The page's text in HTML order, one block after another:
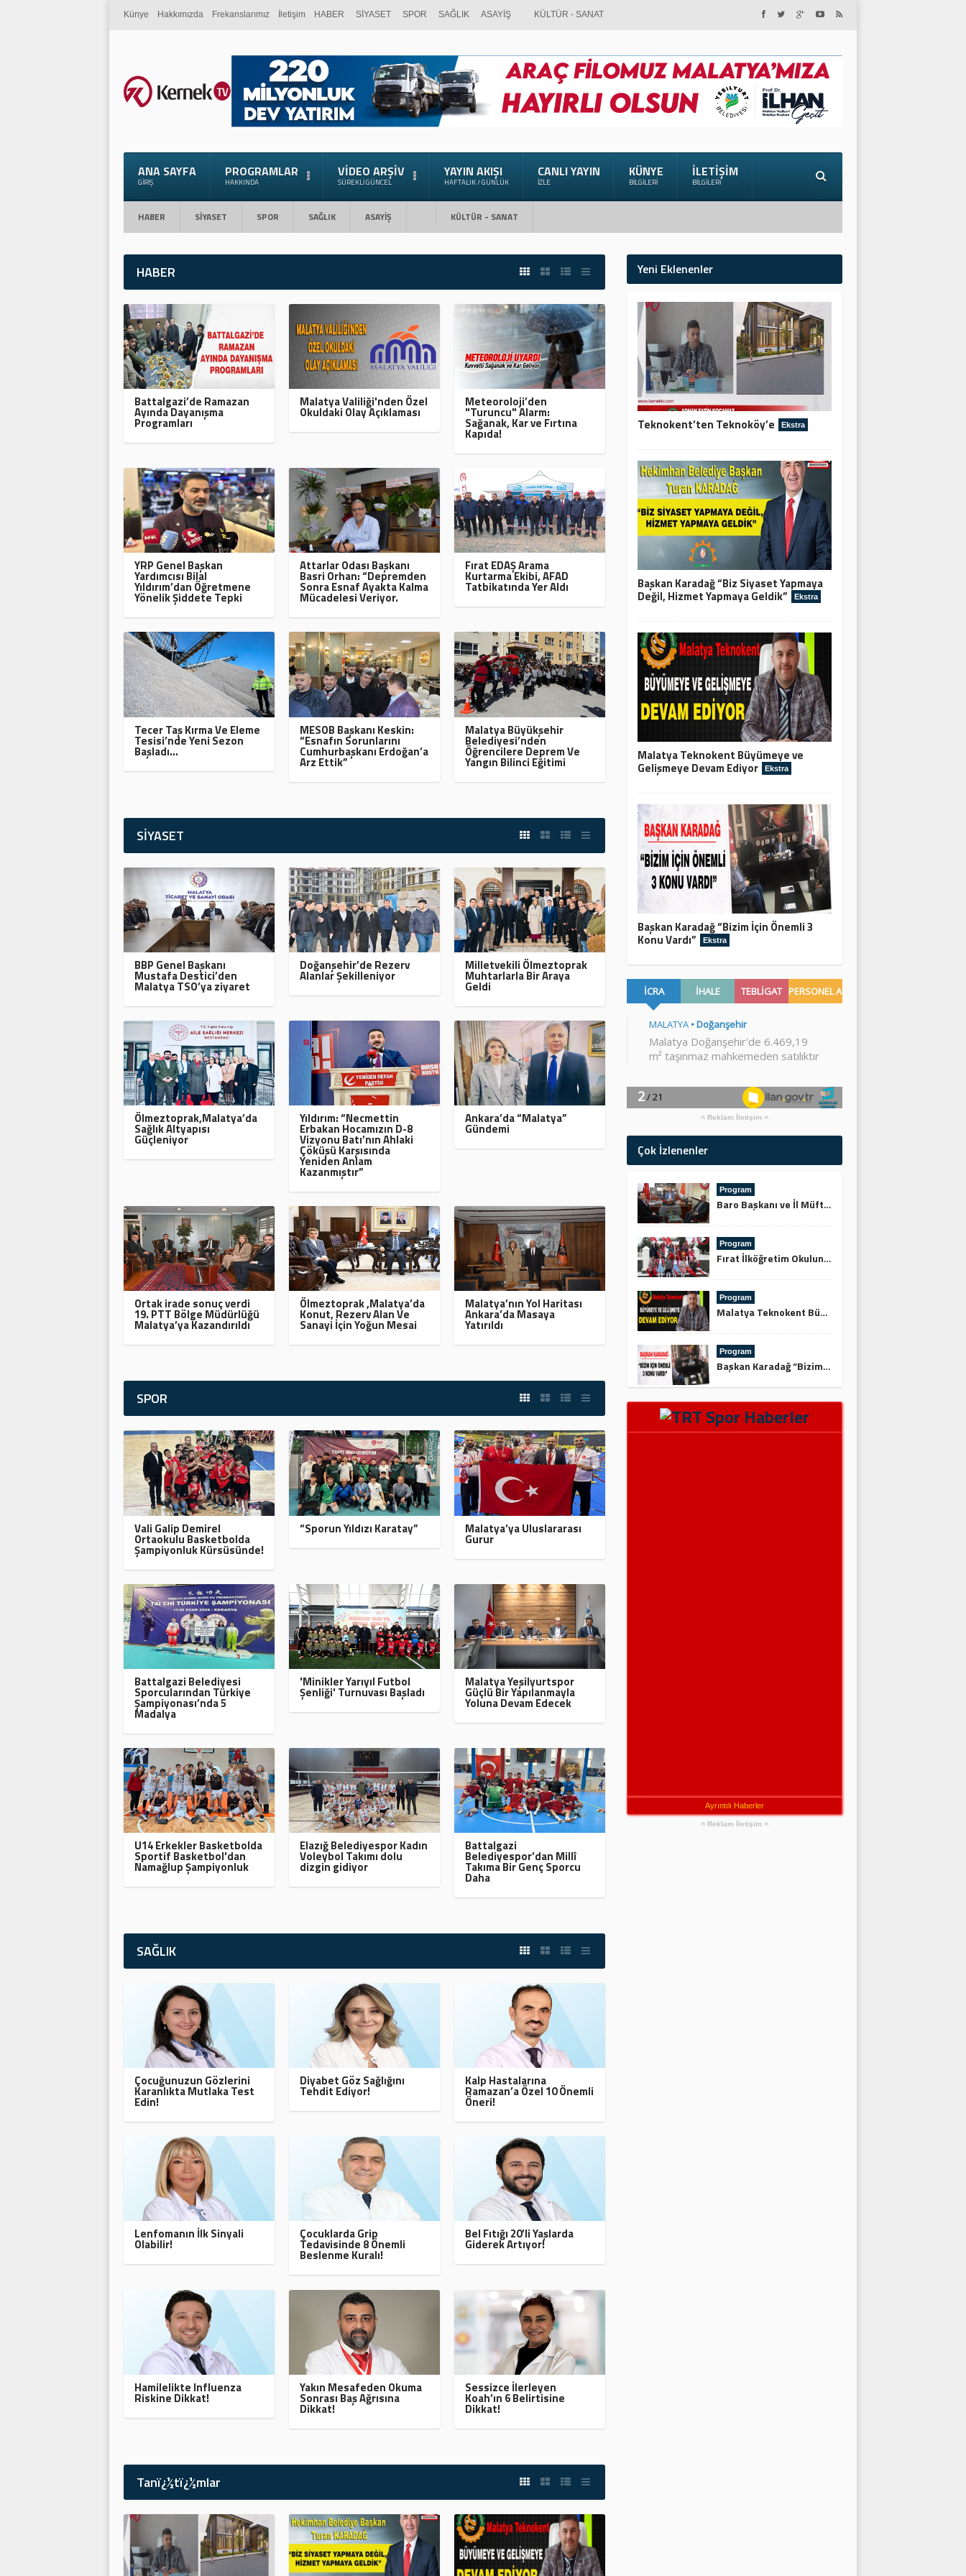
Künye Hakkımızda Frekanslarımız İletişim HABER SİYASET SPOR SAĞLIK ASAYİŞ KÜLTÜR - SANAT
ANA SAYFA
GIRIŞ
PROGRAMLAR
HAKKINDA
VIDEO ARŞIV
SÜREKLI GÜNCEL
YAYIN AKIŞI
HAFTALIK / GÜNLÜK
CANLI YAYIN
İZLE
KÜNYE
BILGILERI
İLETIŞIM
BILGILERI
HABER SİYASET SPOR SAĞLIK ASAYİŞ KÜLTÜR - SANAT
HABER
Battalgazi’de Ramazan
Ayında Dayanışma
Programları
Malatya Valiliği'nden Özel
Okuldaki Olay Açıklaması
Meteoroloji’den
"Turuncu" Alarm:
Sağanak, Kar ve Fırtına
Kapıda!
YRP Genel Başkan
Yardımcısı Bilal
Yıldırım’dan Öğretmene
Yönelik Şiddete Tepki
Attarlar Odası Başkanı
Basri Orhan: “Depremden
Sonra Esnaf Ayakta Kalma
Mücadelesi Veriyor.
Fırat EDAŞ Arama
Kurtarma Ekibi, AFAD
Tatbikatında Yer Aldı
Tecer Taş Kırma Ve Eleme
Tesisi’nde Yeni Sezon
Başladı…
MESOB Başkanı Keskin:
“Esnafın Sorunlarını
Cumhurbaşkanı Erdoğan’a
Arz Ettik”
Malatya Büyükşehir
Belediyesi’nden
Öğrencilere Deprem Ve
Yangın Bilinci Eğitimi
SİYASET
BBP Genel Başkanı
Mustafa Destici’den
Malatya TSO’ya ziyaret
Doğanşehir’de Rezerv
Alanlar Şekilleniyor
Milletvekili Ölmeztoprak
Muhtarlarla Bir Araya
Geldi
Ölmeztoprak,Malatya’da
Sağlık Altyapısı
Güçleniyor
Yıldırım: “Necmettin
Erbakan Hocamızın D-8
Vizyonu Batı’nın Ahlaki
Çöküşü Karşısında
Yeniden Anlam
Kazanmıştır”
Ankara’da “Malatya”
Gündemi
Ortak irade sonuç verdi
19. PTT Bölge Müdürlüğü
Malatya’ya Kazandırıldı
Ölmeztoprak ,Malatya’da
Konut, Rezerv Alan Ve
Sanayi İçin Yoğun Mesai
Malatya’nın Yol Haritası
Ankara’da Masaya
Yatırıldı
SPOR
Vali Galip Demirel
Ortaokulu Basketbolda
Şampiyonluk Kürsüsünde!
“Sporun Yıldızı Karatay” Malatya’ya Uluslararası
Gurur
Battalgazi Belediyesi
Sporcularından Türkiye
Şampiyonası’nda 5
Madalya
'Minikler Yarıyıl Futbol
Şenliği' Turnuvası Başladı
Malatya Yeşilyurtspor
Güçlü Bir Yapılanmayla
Yoluna Devam Edecek
U14 Erkekler Basketbolda
Sportif Basketbol'dan
Namağlup Şampiyonluk
Elazığ Belediyespor Kadın
Voleybol Takımı dolu
dizgin gidiyor
Battalgazi
Belediyespor’dan Millî
Takıma Bir Genç Sporcu
Daha
SAĞLIK
Çocuğunuzun Gözlerini
Karanlıkta Mutlaka Test
Edin!
Diyabet Göz Sağlığını
Tehdit Ediyor!
Kalp Hastalarına
Ramazan’a Özel 10 Önemli
Öneri!
Lenfomanın İlk Sinyali
Olabilir!
Çocuklarda Grip
Tedavisinde 8 Önemli
Beslenme Kuralı!
Bel Fıtığı 20’li Yaşlarda
Giderek Artıyor!
Hamilelikte Influenza
Riskine Dikkat!
Yakın Mesafeden Okuma
Sonrası Baş Ağrısına
Dikkat!
Sessizce İlerleyen
Koah’ın 6 Belirtisine
Dikkat!
Tanï¿½tï¿½mlar
Yeni Eklenenler
Teknokent’ten Teknoköy’e Ekstra
Başkan Karadağ “Biz Siyaset Yapmaya
Değil, Hizmet Yapmaya Geldik” Ekstra
Malatya Teknokent Büyümeye ve
Gelişmeye Devam Ediyor Ekstra
Başkan Karadağ “Bizim İçin Önemli 3
Konu Vardı” Ekstra
Reklam İletişim
Çok İzlenenler
Program
Baro Başkanı ve İl Müftüsünden Keskin’e Ziyaret
Program
Fırat İlköğretim Okulundan Şehitliğe Ziyaret
Program
Malatya Teknokent Büyümeye ve Gelişmeye Devam Ediyor
Program
Başkan Karadağ “Bizim İçin Önemli 3 Konu Vardı”
Ayrıntılı Haberler
Reklam İletişim